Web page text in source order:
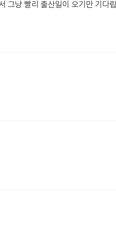
그냥 빨리 출산일이 오기만 기다립